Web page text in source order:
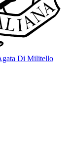
Di Militello